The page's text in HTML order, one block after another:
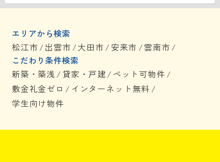
エリアから検索
松江市 / 出雲市 /大田市 / 安来市 /雲南市 /
こだわり条件検索
新築・築浅 / 貸家・戸建/ ペット可物件 /
敷金礼金ゼロ / インターネット無料 /
学生向け物件